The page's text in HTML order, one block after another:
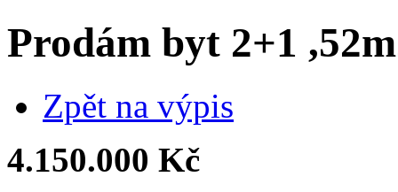
Prodám byt 2+1
Zpět na výpis
4.150.000 Kč